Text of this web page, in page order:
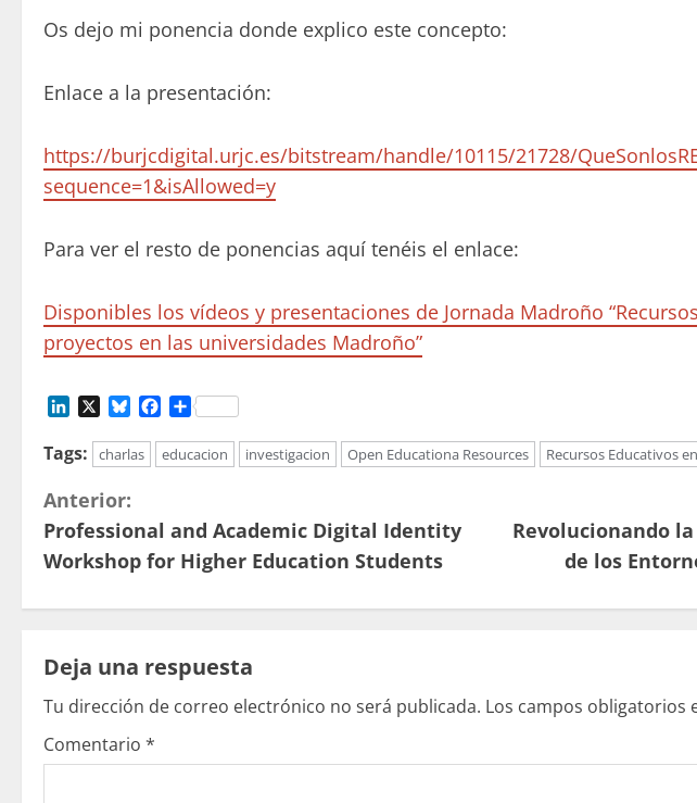
Os dejo mi ponencia donde explico este concepto:
Enlace a la presentación:
https://burjcdigital.urjc.es/bitstream/handle/10115/21728/
sequence=1&isAllowed=y
Para ver el resto de ponencias aquí tenéis el enlace:
Disponibles los vídeos y presentaciones de Jornada Madroño
proyectos en las universidades Madroño”
LinkedIn
X BlueskyFacebook
Compartir
Tags:
charlas educacion investigacion Open Educationa Resources Recursos Educativos
S
i
g
e
l
e
Anterior:
Professional and Academic Digital Identity
Workshop for Higher Education Students
Revolucionando
de los
Deja una respuesta
Tu dirección de correo electrónico no será publicada. Los campos obligatorios
Comentario *